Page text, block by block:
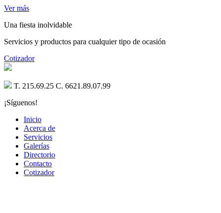
Ver más
Una fiesta inolvidable
Servicios y productos para cualquier tipo de ocasión
Cotizador
T. 215.69.25 C. 6621.89.07.99
¡Síguenos!
Inicio
Acerca de
Servicios
Galerías
Directorio
Contacto
Cotizador